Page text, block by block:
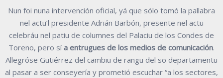
Nun foi nuna intervención oficial, yá que sólo tomó la pallabra
nel actu’l presidente Adrián Barbón, presente nel actu
celebráu nel patiu de columnes del Palaciu de los Condes de
Toreno, pero sía entrugues de los medios de comunicación.
Allegróse Gutiérrez del cambiu de rangu del so departamentu
al pasar a ser conseyería y prometió escuchar “a los sectores,